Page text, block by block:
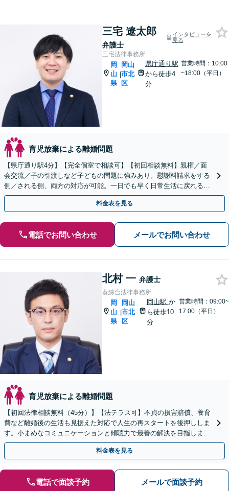
三宅 遼太郎
弁護士
インタビューを
見る
三宅法律事務所
岡
山
県
|
岡山
市北
区
県庁通り駅
から徒歩4
分
営業時間：10:00
~18:00（平日）
育児放棄による離婚問題
【県庁通り駅4分】【完全個室で相談可】【初回相談無料】親権／面
会交流／子の引渡しなど子どもの問題に強みあり。慰謝料請求をする
側／される側、両方の対応が可能。一日でも早く日常生活に戻れるよ
う、親身になってサポートします。【夜間・休日相談可能】
料金表を見る
電話でお問い合わせ メールでお問い合わせ
北村 一 弁護士
葵綜合法律事務所
岡
山
県
|
岡山
市北
区
岡山駅 か
ら徒歩10
分
営業時間：09:00~
17:00（平日）
育児放棄による離婚問題
【初回法律相談無料（45分）】【法テラス可】不貞の損害賠償、養育
費など離婚後の生活も見据えた対応で人生の再スタートを後押ししま
す。小まめなコミュニケーションと傾聴力で最善の解決を目指します
【休日夜間対応】
料金表を見る
電話で面談予約 メールで面談予約